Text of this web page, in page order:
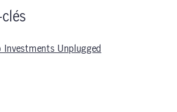
Investments Unplugged